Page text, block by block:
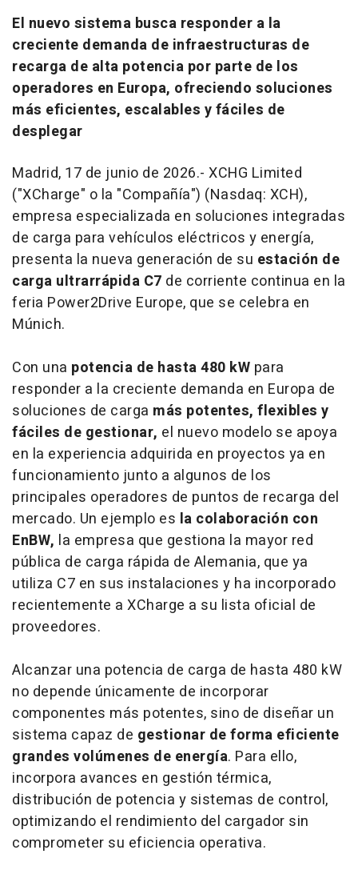
El nuevo sistema busca responder a la
creciente demanda de infraestructuras de
recarga de alta potencia por parte de los
operadores en Europa, ofreciendo soluciones
más eficientes, escalables y fáciles de
desplegar
Madrid, 17 de junio de 2026.- XCHG Limited
("XCharge" o la "Compañía") (Nasdaq: XCH),
empresa especializada en soluciones integradas
de carga para vehículos eléctricos y energía,
presenta la nueva generación de su estación de
carga ultrarrápida C7 de corriente continua en la
feria Power2Drive Europe, que se celebra en
Múnich.
Con una potencia de hasta 480 kW para
responder a la creciente demanda en Europa de
soluciones de carga más potentes, flexibles y
fáciles de gestionar, el nuevo modelo se apoya
en la experiencia adquirida en proyectos ya en
funcionamiento junto a algunos de los
principales operadores de puntos de recarga del
mercado. Un ejemplo es la colaboración con
EnBW, la empresa que gestiona la mayor red
pública de carga rápida de Alemania, que ya
utiliza C7 en sus instalaciones y ha incorporado
recientemente a XCharge a su lista oficial de
proveedores.
Alcanzar una potencia de carga de hasta 480 kW
no depende únicamente de incorporar
componentes más potentes, sino de diseñar un
sistema capaz de gestionar de forma eficiente
grandes volúmenes de energía. Para ello,
incorpora avances en gestión térmica,
distribución de potencia y sistemas de control,
optimizando el rendimiento del cargador sin
comprometer su eficiencia operativa.